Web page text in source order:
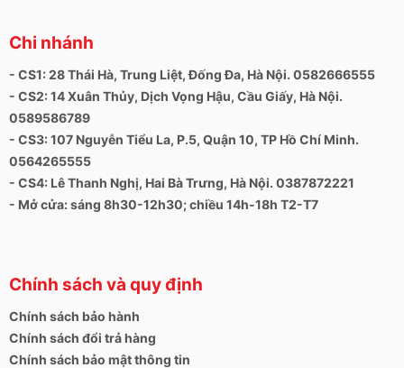
Chi nhánh
- CS1: 28 Thái Hà, Trung Liệt, Đống Đa, Hà Nội. 0582666555
- CS2: 14 Xuân Thủy, Dịch Vọng Hậu, Cầu Giấy, Hà Nội.
0589586789
- CS3: 107 Nguyễn Tiểu La, P.5, Quận 10, TP Hồ Chí Minh.
0564265555
- CS4: Lê Thanh Nghị, Hai Bà Trưng, Hà Nội. 0387872221
- Mở cửa: sáng 8h30-12h30; chiều 14h-18h T2-T7
Chính sách và quy định
Chính sách bảo hành
Chính sách đổi trả hàng
Chính sách bảo mật thông tin